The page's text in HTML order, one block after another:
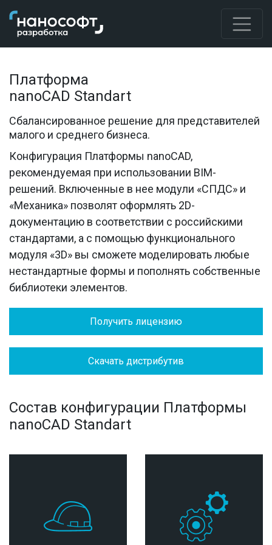
Платформа
nanoCAD Standart
Сбалансированное решение для представителей
малого и среднего бизнеса.
Конфигурация Платформы nanoCAD,
рекомендуемая при использовании BIM-
решений. Включенные в нее модули «СПДС» и
«Механика» позволят оформлять 2D-
документацию в соответствии с российскими
стандартами, а с помощью функционального
модуля «3D» вы сможете моделировать любые
нестандартные формы и пополнять собственные
библиотеки элементов.
Получить лицензию
Скачать дистрибутив
Cостав конфигурации Платформы
nanoCAD Standart